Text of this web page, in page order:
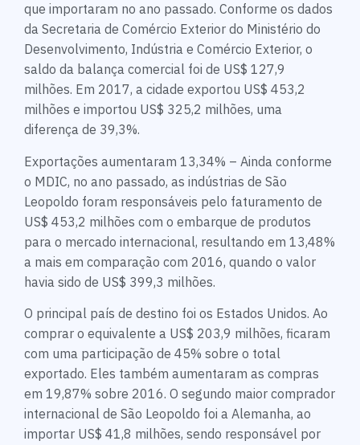
que importaram no ano passado. Conforme os dados
da Secretaria de Comércio Exterior do Ministério do
Desenvolvimento, Indústria e Comércio Exterior, o
saldo da balança comercial foi de US$ 127,9
milhões. Em 2017, a cidade exportou US$ 453,2
milhões e importou US$ 325,2 milhões, uma
diferença de 39,3%.
Exportações aumentaram 13,34% – Ainda conforme
o MDIC, no ano passado, as indústrias de São
Leopoldo foram responsáveis pelo faturamento de
US$ 453,2 milhões com o embarque de produtos
para o mercado internacional, resultando em 13,48%
a mais em comparação com 2016, quando o valor
havia sido de US$ 399,3 milhões.
O principal país de destino foi os Estados Unidos. Ao
comprar o equivalente a US$ 203,9 milhões, ficaram
com uma participação de 45% sobre o total
exportado. Eles também aumentaram as compras
em 19,87% sobre 2016. O segundo maior comprador
internacional de São Leopoldo foi a Alemanha, ao
importar US$ 41,8 milhões, sendo responsável por